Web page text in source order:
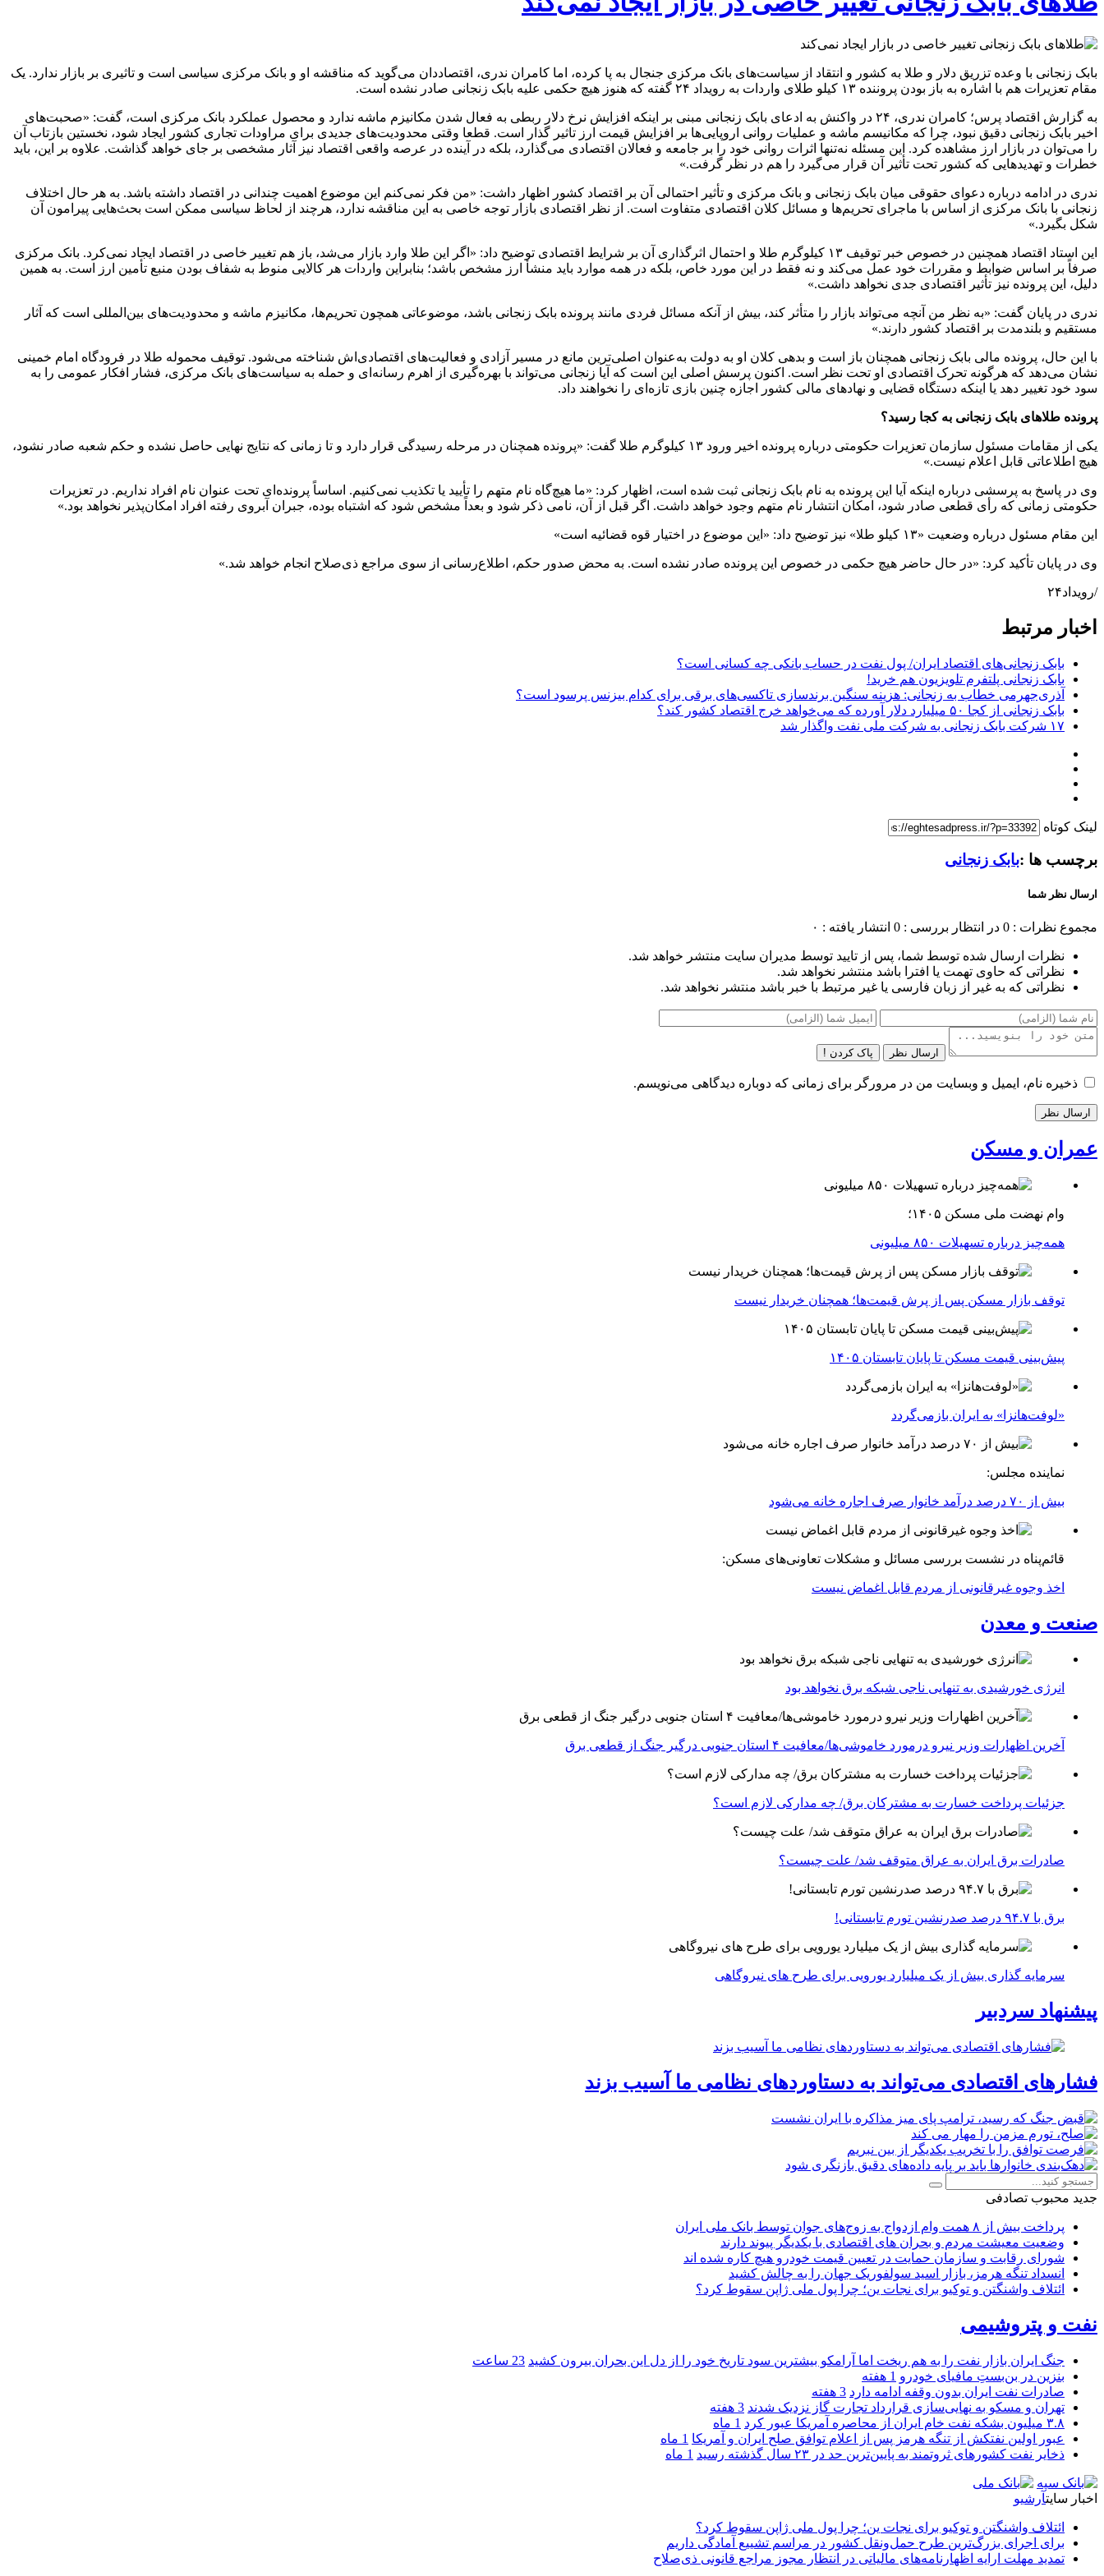
بابک زنجانی با وعده تزریق دلار و طلا به کشور و انتقاد از سیاست‌های بانک مرکزی جنجال به پا کرده، اما کامران ندری، اقتصاددان می‌گوید که مناقشه او و بانک مرکزی سیاسی است و تاثیری بر بازار ندارد. یک
مقام تعزیرات هم با اشاره به باز بودن پروننده ۱۳ کیلو طلای واردات به رویداد ۲۴ گفته که هنوز هیچ حکمی علیه بابک زنجانی صادر نشده است.
به گزارش اقتصاد پرس؛ کامران ندری، ۲۴ در واکنش به ادعای بابک زنجانی مبنی بر اینکه افزایش نرخ دلار ربطی به فعال شدن مکانیزم ماشه ندارد و محصول عملکرد بانک مرکزی است، گفت: «صحبت‌های
اخیر بابک زنجانی دقیق نبود، چرا که مکانیسم ماشه و عملیات روانی اروپایی‌ها بر افزایش قیمت ارز تاثیر گذار است. قطعا وقتی محدودیت‌های جدیدی برای مراودات تجاری کشور ایجاد شود، نخستین بازتاب آن
را می‌توان در بازار ارز مشاهده کرد. این مسئله نه‌تنها اثرات روانی خود را بر جامعه و فعالان اقتصادی می‌گذارد، بلکه در آینده در عرصه واقعی اقتصاد نیز آثار مشخصی بر جای خواهد گذاشت. علاوه بر این، باید
خطرات و تهدید‌هایی که کشور تحت تأثیر آن قرار می‌گیرد را هم در نظر گرفت.»
ندری در ادامه درباره دعوای حقوقی میان بابک زنجانی و بانک مرکزی و تأثیر احتمالی آن بر اقتصاد کشور اظهار داشت: «من فکر نمی‌کنم این موضوع اهمیت چندانی در اقتصاد داشته باشد. به هر حال اختلاف
زنجانی با بانک مرکزی از اساس با ماجرای تحریم‌ها و مسائل کلان اقتصادی متفاوت است. از نظر اقتصادی بازار توجه خاصی به این مناقشه ندارد، هرچند از لحاظ سیاسی ممکن است بحث‌هایی پیرامون آن
شکل بگیرد.»
این استاد اقتصاد همچنین در خصوص خبر توقیف ۱۳ کیلوگرم طلا و احتمال اثرگذاری آن بر شرایط اقتصادی توضیح داد: «اگر این طلا وارد بازار می‌شد، باز هم تغییر خاصی در اقتصاد ایجاد نمی‌کرد. بانک مرکزی
صرفاً بر اساس ضوابط و مقررات خود عمل می‌کند و نه فقط در این مورد خاص، بلکه در همه موارد باید منشأ ارز مشخص باشد؛ بنابراین واردات هر کالایی منوط به شفاف بودن منبع تأمین ارز است. به همین
دلیل، این پرونده نیز تأثیر اقتصادی جدی نخواهد داشت.»
ندری در پایان گفت: «به نظر من آنچه می‌تواند بازار را متأثر کند، بیش از آنکه مسائل فردی مانند پرونده بابک زنجانی باشد، موضوعاتی همچون تحریم‌ها، مکانیزم ماشه و محدودیت‌های بین‌المللی است که آثار
مستقیم و بلندمدت بر اقتصاد کشور دارند.»
با این حال، پرونده مالی بابک زنجانی همچنان باز است و بدهی کلان او به دولت به‌عنوان اصلی‌ترین مانع در مسیر آزادی و فعالیت‌های اقتصادی‌اش شناخته می‌شود. توقیف محموله طلا در فرودگاه امام خمینی
نشان می‌دهد که هرگونه تحرک اقتصادی او تحت نظر است. اکنون پرسش اصلی این است که آیا زنجانی می‌تواند با بهره‌گیری از اهرم رسانه‌ای و حمله به سیاست‌های بانک مرکزی، فشار افکار عمومی را به
سود خود تغییر دهد یا اینکه دستگاه قضایی و نهاد‌های مالی کشور اجازه چنین بازی تازه‌ای را نخواهند داد.
پرونده طلاهای بابک زنجانی به کجا رسید؟
یکی از مقامات مسئول سازمان تعزیرات حکومتی درباره پرونده اخیر ورود ۱۳ کیلوگرم طلا گفت: «پرونده همچنان در مرحله رسیدگی قرار دارد و تا زمانی که نتایج نهایی حاصل نشده و حکم شعبه صادر نشود،
هیچ اطلاعاتی قابل اعلام نیست.»
وی در پاسخ به پرسشی درباره اینکه آیا این پرونده به نام بابک زنجانی ثبت شده است، اظهار کرد: «ما هیچ‌گاه نام متهم را تأیید یا تکذیب نمی‌کنیم. اساساً پرونده‌ای تحت عنوان نام افراد نداریم. در تعزیرات
حکومتی زمانی که رأی قطعی صادر شود، امکان انتشار نام متهم وجود خواهد داشت. اگر قبل از آن، نامی ذکر شود و بعداً مشخص شود که اشتباه بوده، جبران آبروی رفته افراد امکان‌پذیر نخواهد بود.»
این مقام مسئول درباره وضعیت «۱۳ کیلو طلا» نیز توضیح داد: «این موضوع در اختیار قوه قضائیه است»
وی در پایان تأکید کرد: «در حال حاضر هیچ حکمی در خصوص این پرونده صادر نشده است. به محض صدور حکم، اطلاع‌رسانی از سوی مراجع ذی‌صلاح انجام خواهد شد.»
/رویداد۲۴
اخبار مرتبط
بابک زنجانی‌های اقتصاد ایران/ پول نفت در حساب بانکی چه کسانی است؟
بابک زنجانی پلتفرم تلویزیون هم خرید!
آذری‌جهرمی خطاب به زنجانی: هزینه سنگین برندسازی تاکسی‌های برقی برای کدام بیزنس پرسود است؟
بابک زنجانی از کجا ۵۰ میلیارد دلار آورده که می‌خواهد خرج اقتصاد کشور کند؟
۱۷ شرکت بابک زنجانی به شرکت ملی نفت واگذار شد
لینک کوتاه
برچسب ها :بابک زنجانی‌
ارسال نظر شما
مجموع نظرات : 0 در انتظار بررسی : 0 انتشار یافته : ۰
نظرات ارسال شده توسط شما، پس از تایید توسط مدیران سایت منتشر خواهد شد.
نظراتی که حاوی تهمت یا افترا باشد منتشر نخواهد شد.
نظراتی که به غیر از زبان فارسی یا غیر مرتبط با خبر باشد منتشر نخواهد شد.
ارسال نظر پاک کردن !
ذخیره نام، ایمیل و وبسایت من در مرورگر برای زمانی که دوباره دیدگاهی می‌نویسم.
عمران و مسکن
وام نهضت ملی مسکن ۱۴۰۵؛
همه‌چیز درباره تسهیلات ۸۵۰ میلیونی
توقف بازار مسکن پس از پرش قیمت‌ها؛ همچنان خریدار نیست
پیش‌بینی قیمت مسکن تا پایان تابستان ۱۴۰۵
«لوفت‌هانزا» به ایران بازمی‌گردد
نماینده مجلس:
بیش از ۷۰ درصد درآمد خانوار صرف اجاره خانه می‌شود
قائم‌پناه در نشست بررسی مسائل و مشکلات تعاونی‌های مسکن:
اخذ وجوه غیرقانونی از مردم قابل اغماض نیست
صنعت و معدن
انرژی خورشیدی به تنهایی ناجی شبکه برق نخواهد بود
آخرین اظهارات وزیر نیرو درمورد خاموشی‌ها/معافیت ۴ استان جنوبی درگیر جنگ از قطعی برق
جزئیات پرداخت خسارت به مشترکان برق/ چه مدارکی لازم است؟
صادرات برق ایران به عراق متوقف شد/ علت چیست؟
برق با ۹۴.۷ درصد صدرنشین تورم تابستانی!
سرمایه گذاری بیش از یک میلیارد یورویی برای طرح های نیروگاهی
پیشنهاد سردبیر
فشارهای اقتصادی می‌تواند به دستاوردهای نظامی ما آسیب بزند
جدید محبوب تصادفی
پرداخت بیش از ۸ همت وام ازدواج به زوج‌های جوان توسط بانک ملی ایران
وضعیت معیشت مردم و بحران های اقتصادی با یکدیگر پیوند دارند
شورای رقابت و سازمان حمایت در تعیین قیمت خودرو هیچ کاره شده اند
انسداد تنگه هرمز، بازار اسید سولفوریک جهان را به چالش کشید
ائتلاف واشنگتن و توکیو برای نجات ین؛ چرا پول ملی ژاپن سقوط کرد؟
نفت و پتروشیمی
جنگ ایران بازار نفت را به هم ریخت اما آرامکو بیشترین سود تاریخ خود را از دل این بحران بیرون کشید 23 ساعت
بنزین در بن‌بستِ مافیای خودرو 1 هفته
صادرات نفت ایران بدون وقفه ادامه دارد 3 هفته
تهران و مسکو به نهایی‌سازی قرارداد تجارت گاز نزدیک شدند 3 هفته
۳.۸ میلیون بشکه نفت خام ایران از محاصره آمریکا عبور کرد
1 ماه
عبور اولین نفتکش از تنگه هرمز پس از اعلام توافق صلح ایران و آمریکا 1 ماه
ذخایر نفت کشورهای ثروتمند به پایین‌ترین حد در ۲۳ سال گذشته رسید
1 ماه
اخبار سایتآرشیو
ائتلاف واشنگتن و توکیو برای نجات ین؛ چرا پول ملی ژاپن سقوط کرد؟
برای اجرای بزرگ‌ترین طرح حمل‌ونقل کشور در مراسم تشییع آمادگی داریم
تمدید مهلت ارایه اظهارنامه‌های مالیاتی در انتظار مجوز مراجع قانونی ذی‌‏صلاح